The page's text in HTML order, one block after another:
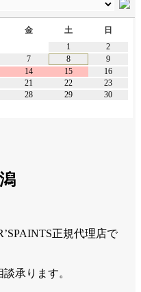
金 土
日
1
2
7 8
9
14 15
16
21 22
23
28 29
30
正規代理店で
承ります。